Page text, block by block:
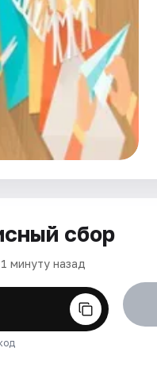
сбор
минуту назад